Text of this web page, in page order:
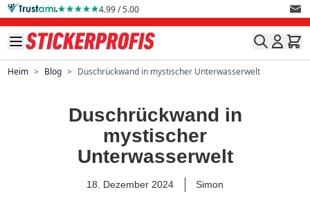
Direkt zum Inhalt 4.99 / 5.00
Heim > Blog > Duschrückwand in mystischer Unterwasserwelt
Duschrückwand in
mystischer
Unterwasserwelt
18. Dezember 2024 Simon